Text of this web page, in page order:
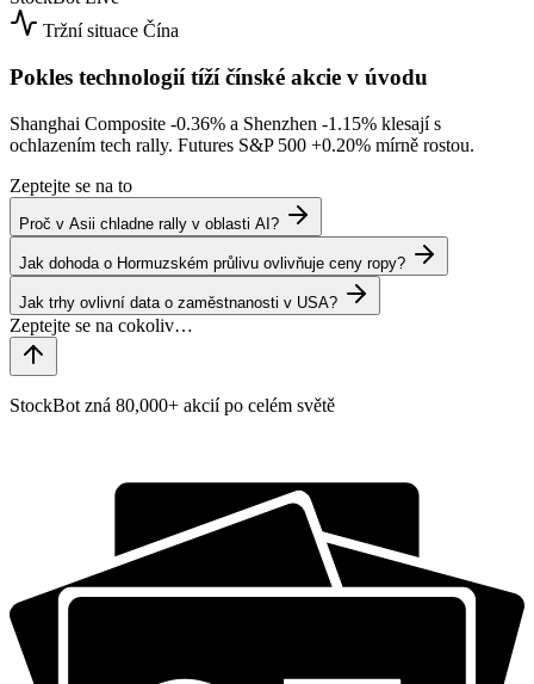
Tržní situace Čína
Pokles technologií tíží čínské akcie v úvodu
Shanghai Composite -0.36% a Shenzhen -1.15% klesají s
ochlazením tech rally. Futures S&P 500 +0.20% mírně rostou.
Zeptejte se na to
Proč v Asii chladne rally v oblasti AI?
Jak dohoda o Hormuzském průlivu ovlivňuje ceny ropy?
Jak trhy ovlivní data o zaměstnanosti v USA?
StockBot zná 80,000+ akcií po celém světě